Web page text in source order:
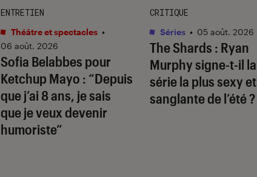
Sofia Belabbes pour
Ketchup Mayo : “Depuis
que j’ai 8 ans, je sais
que je veux devenir
humoriste”
ENTRETIEN
Théâtre et spectacles •
06 août. 2026
The Shards : Ryan
Murphy signe-t-il la
série la plus sexy et
sanglante de l’été ?
CRITIQUE
Séries • 05 août. 2026